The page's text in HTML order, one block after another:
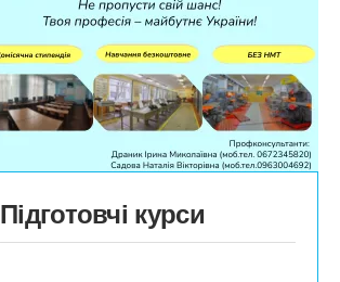
Підготовчі курси